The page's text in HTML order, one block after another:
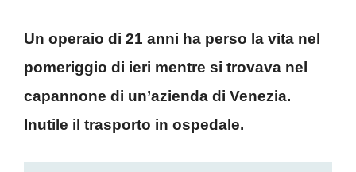
Un operaio di 21 anni ha perso la vita nel
pomeriggio di ieri mentre si trovava nel
capannone di un’azienda di Venezia.
Inutile il trasporto in ospedale.